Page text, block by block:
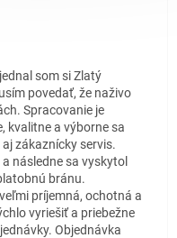
som si Zlatý
povedať, že naživo
Spracovanie je
kvalitne a výborne sa
zákaznícky servis.
následne sa vyskytol
bránu.
príjemná, ochotná a
vyriešiť a priebežne
Objednávka